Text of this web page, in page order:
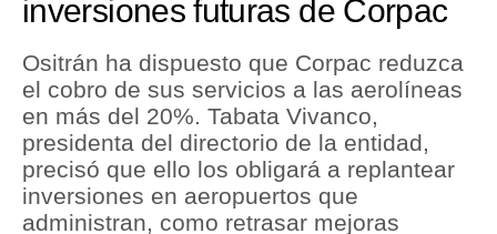
Finanzas Personales
Inmobiliarias
Plus G
Opinión
inversiones futuras de Corpac
Ositrán ha dispuesto que Corpac reduzca
el cobro de sus servicios a las aerolíneas
en más del 20%. Tabata Vivanco,
presidenta del directorio de la entidad,
precisó que ello los obligará a replantear
inversiones en aeropuertos que
administran, como retrasar mejoras